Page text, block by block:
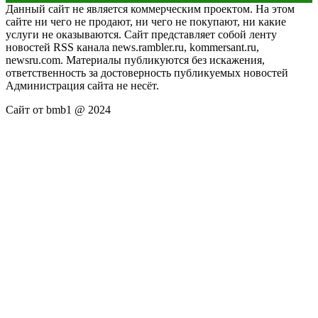
Данный сайт не является коммерческим проектом. На этом
сайте ни чего не продают, ни чего не покупают, ни какие
услуги не оказываются. Сайт представляет собой ленту
новостей RSS канала news.rambler.ru, kommersant.ru,
newsru.com. Материалы публикуются без искажения,
ответственность за достоверность публикуемых новостей
Администрация сайта не несёт.
Сайт от bmb1 @ 2024